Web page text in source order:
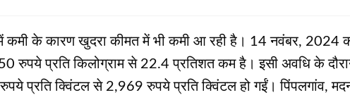
कमी के कारण खुदरा कीमत में भी कमी आ रही है। 14 नवंबर,
रुपये प्रति किलोग्राम से 22.4 प्रतिशत कम है। इसी अवधि के
प्रति क्विंटल से 2,969 रुपये प्रति क्विंटल हो गईं। पिंपलगांव,